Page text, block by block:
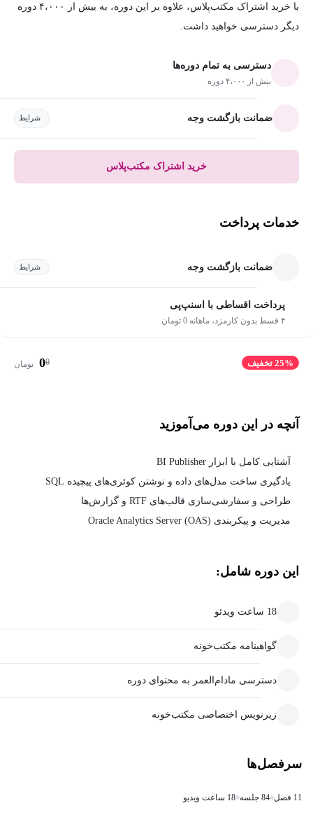
با خرید اشتراک مکتب‌پلاس، علاوه بر این دوره، به بیش از ۴،۰۰۰ دوره
دیگر دسترسی خواهید داشت.
دسترسی به تمام دوره‌ها
بیش از ۴،۰۰۰ دوره
ضمانت بازگشت وجه شرایط
خرید اشتراک مکتب‌پلاس
خدمات پرداخت
ضمانت بازگشت وجه شرایط
پرداخت اقساطی با اسنپ‌پی
۴ قسط بدون کارمزد، ماهانه 0 تومان
25% تخفیف 0
0 تومان
آنچه در این دوره می‌آموزید
آشنایی کامل با ابزار BI Publisher
یادگیری ساخت مدل‌های داده و نوشتن کوئری‌های پیچیده SQL
طراحی و سفارشی‌سازی قالب‌های RTF و گزارش‌ها
مدیریت و پیکربندی Oracle Analytics Server (OAS)
این دوره شامل:
18 ساعت ویدئو
گواهینامه مکتب‌خونه
دسترسی مادام‌العمر به محتوای دوره
زیرنویس اختصاصی مکتب‌خونه
سرفصل‌ها
11 فصل 84 جلسه 18 ساعت ویدیو